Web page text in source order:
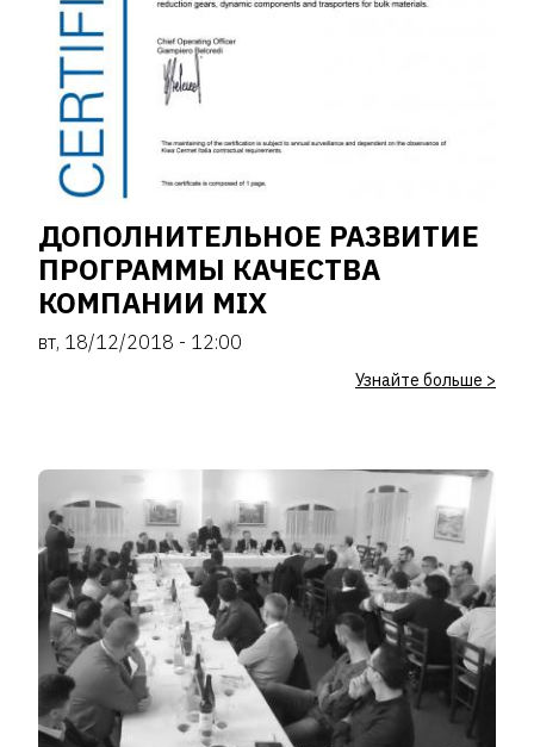
ДОПОЛНИТЕЛЬНОЕ РАЗВИТИЕ
ПРОГРАММЫ КАЧЕСТВА
КОМПАНИИ MIX
вт, 18/12/2018 - 12:00
Узнайте больше >